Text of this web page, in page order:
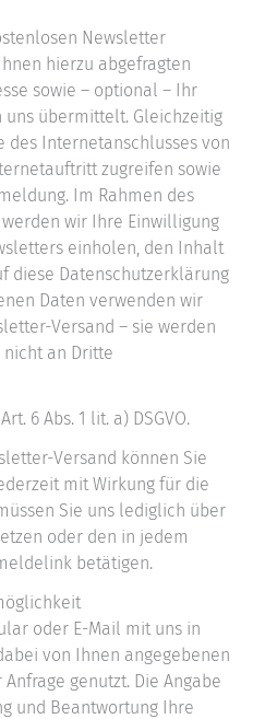
Newsletter
hierzu abgefragten
sowie – optional – Ihr
uns übermittelt. Gleichzeitig
des Internetanschlusses von
zugreifen sowie
Im Rahmen des
wir Ihre Einwilligung
einholen, den Inhalt
diese Datenschutzerklärung
Daten verwenden wir
Versand – sie werden
an Dritte
6 Abs. 1 lit. a) DSGVO.
Versand können Sie
mit Wirkung für die
Sie uns lediglich über
oder den in jedem
betätigen.
oder E-Mail mit uns in
von Ihnen angegebenen
genutzt. Die Angabe
und Beantwortung Ihre